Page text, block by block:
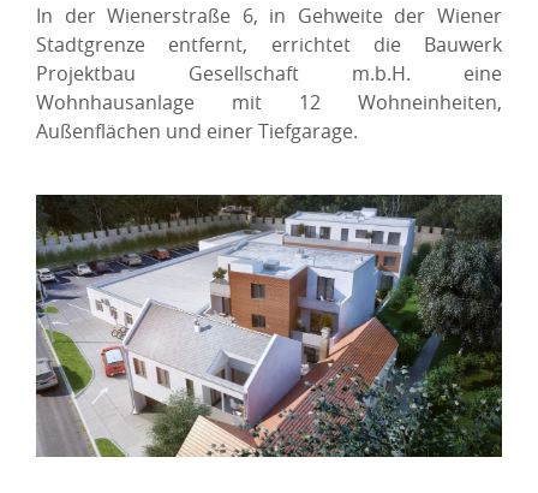
In der Wienerstraße 6, in Gehweite der Wiener
Stadtgrenze entfernt, errichtet die Bauwerk
Projektbau Gesellschaft m.b.H. eine
Wohnhausanlage mit 12 Wohneinheiten,
Außenflächen und einer Tiefgarage.